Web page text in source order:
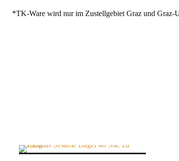
*TK-Ware wird nur im Zustellgebiet Graz und